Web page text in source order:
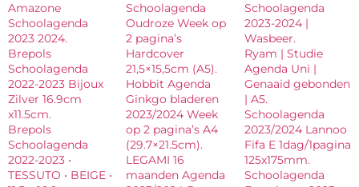
Amazone
Schoolagenda
2023 2024.
Brepols
Schoolagenda
2022-2023 Bijoux
Zilver 16.9cm
x11.5cm.
Brepols
Schoolagenda
2022-2023 •
TESSUTO • BEIGE •
Schoolagenda
Oudroze Week op
2 pagina’s
Hardcover
21,5×15,5cm (A5).
Hobbit Agenda
Ginkgo bladeren
2023/2024 Week
op 2 pagina’s A4
(29.7×21.5cm).
LEGAMI 16
maanden Agenda
Schoolagenda
2023-2024 |
Wasbeer.
Ryam | Studie
Agenda Uni |
Genaaid gebonden
| A5.
Schoolagenda
2023/2024 Lannoo
Fifa E 1dag/1pagina
125x175mm.
Schoolagenda